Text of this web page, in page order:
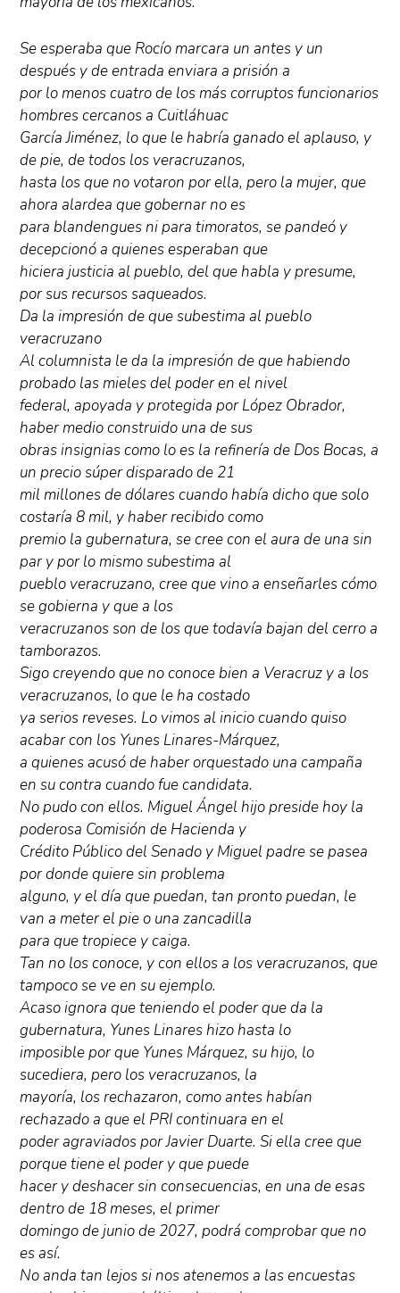
Se esperaba que Rocío marcara un antes y un
después y de entrada enviara a prisión a
por lo menos cuatro de los más corruptos funcionarios
hombres cercanos a Cuitláhuac
García Jiménez, lo que le habría ganado el aplauso, y
de pie, de todos los veracruzanos,
hasta los que no votaron por ella, pero la mujer, que
ahora alardea que gobernar no es
para blandengues ni para timoratos, se pandeó y
decepcionó a quienes esperaban que
hiciera justicia al pueblo, del que habla y presume,
por sus recursos saqueados.
Da la impresión de que subestima al pueblo
veracruzano
Al columnista le da la impresión de que habiendo
probado las mieles del poder en el nivel
federal, apoyada y protegida por López Obrador,
haber medio construido una de sus
obras insignias como lo es la refinería de Dos Bocas, a
un precio súper disparado de 21
mil millones de dólares cuando había dicho que solo
costaría 8 mil, y haber recibido como
premio la gubernatura, se cree con el aura de una sin
par y por lo mismo subestima al
pueblo veracruzano, cree que vino a enseñarles cómo
se gobierna y que a los
veracruzanos son de los que todavía bajan del cerro a
tamborazos.
Sigo creyendo que no conoce bien a Veracruz y a los
veracruzanos, lo que le ha costado
ya serios reveses. Lo vimos al inicio cuando quiso
acabar con los Yunes Linares-Márquez,
a quienes acusó de haber orquestado una campaña
en su contra cuando fue candidata.
No pudo con ellos. Miguel Ángel hijo preside hoy la
poderosa Comisión de Hacienda y
Crédito Público del Senado y Miguel padre se pasea
por donde quiere sin problema
alguno, y el día que puedan, tan pronto puedan, le
van a meter el pie o una zancadilla
para que tropiece y caiga.
Tan no los conoce, y con ellos a los veracruzanos, que
tampoco se ve en su ejemplo.
Acaso ignora que teniendo el poder que da la
gubernatura, Yunes Linares hizo hasta lo
imposible por que Yunes Márquez, su hijo, lo
sucediera, pero los veracruzanos, la
mayoría, los rechazaron, como antes habían
rechazado a que el PRI continuara en el
poder agraviados por Javier Duarte. Si ella cree que
porque tiene el poder y que puede
hacer y deshacer sin consecuencias, en una de esas
dentro de 18 meses, el primer
domingo de junio de 2027, podrá comprobar que no
es así.
No anda tan lejos si nos atenemos a las encuestas